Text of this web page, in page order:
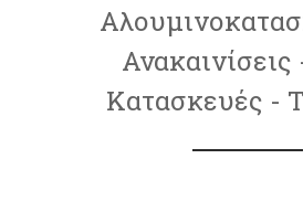
Κατασκευές -